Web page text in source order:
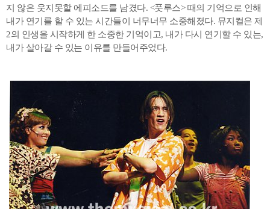
지 않은 웃지못할 에피소드를 남겼다. <풋루스> 때의 기억으로 인해
내가 연기를 할 수 있는 시간들이 너무너무 소중해졌다. 뮤지컬은 제
2의 인생을 시작하게 한 소중한 기억이고, 내가 다시 연기할 수 있는,
내가 살아갈 수 있는 이유를 만들어주었다.